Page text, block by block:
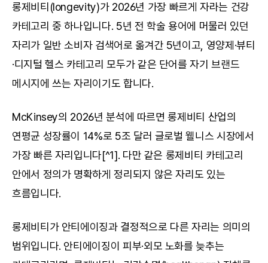
롱제비티(longevity)가 2026년 가장 빠르게 자라는 건강
카테고리 중 하나입니다. 5년 전 학술 용어에 머물러 있던
자리가 일반 소비자 검색어로 옮겨간 5년이고, 영양제·뷰티
·디지털 헬스 카테고리 모두가 같은 단어를 자기 브랜드
메시지에 쓰는 자리이기도 합니다.
McKinsey의 2026년 분석에 따르면 롱제비티 산업의
연평균 성장률이 14%로 5조 달러 글로벌 웰니스 시장에서
가장 빠른 자리입니다[^1]. 다만 같은 롱제비티 카테고리
안에서 정의가 명확하게 정리되지 않은 자리도 있는
흐름입니다.
롱제비티가 안티에이징과 결정적으로 다른 자리는 의미의
범위입니다. 안티에이징이 피부·외모 노화를 늦추는